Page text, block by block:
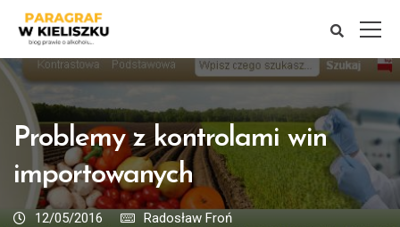
Problemy z kontrolami win
importowanych
12/05/2016
Radosław Froń